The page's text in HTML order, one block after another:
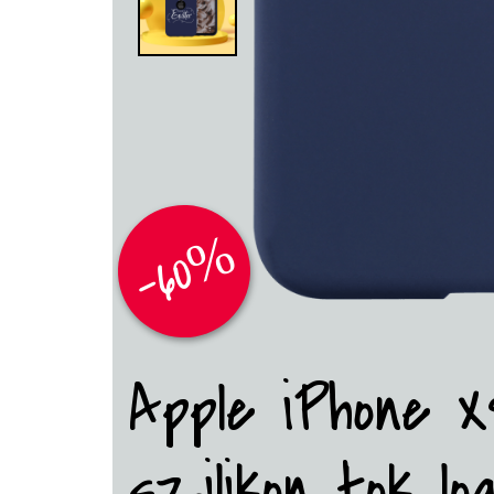
-60%
Apple iPhone